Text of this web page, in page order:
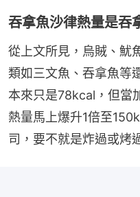
吞拿魚沙律熱量是吞
從上文所見，烏賊、魷
類如三文魚、吞拿魚等
本來只是78kcal，但當
熱量馬上爆升1倍至
司，要不就是炸過或烤